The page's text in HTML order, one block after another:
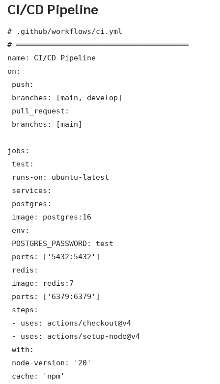
CI/CD Pipeline
# .github/workflows/ci.yml
# ═══════════════════════════════════════
name: CI/CD Pipeline
on:
push:
branches: [main, develop]
pull_request:
branches: [main]
jobs:
test:
runs-on: ubuntu-latest
services:
postgres:
image: postgres:16
env:
POSTGRES_PASSWORD: test
ports: ['5432:5432']
redis:
image: redis:7
ports: ['6379:6379']
steps:
- uses: actions/checkout@v4
- uses: actions/setup-node@v4
with:
node-version: '20'
cache: 'npm'